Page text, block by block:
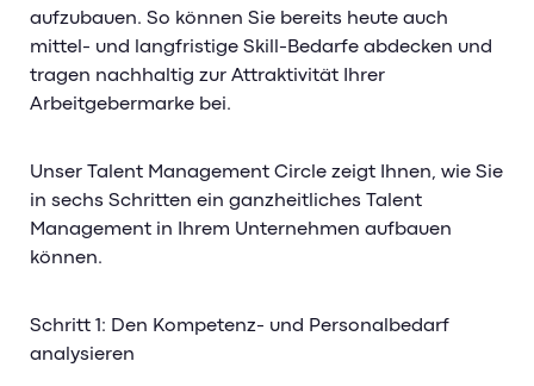
aufzubauen. So können Sie bereits heute auch
mittel- und langfristige Skill-Bedarfe abdecken und
tragen nachhaltig zur Attraktivität Ihrer
Arbeitgebermarke bei.
Unser Talent Management Circle zeigt Ihnen, wie Sie
in sechs Schritten ein ganzheitliches Talent
Management in Ihrem Unternehmen aufbauen
können.
Schritt 1: Den Kompetenz- und Personalbedarf
analysieren